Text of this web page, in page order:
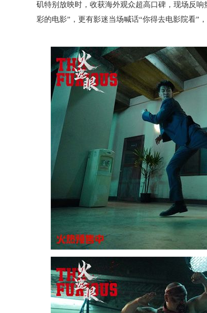
矶特别放映时，收获海外观众超高口碑，现场反
彩的电影”，更有影迷当场喊话“你得去电影院看”